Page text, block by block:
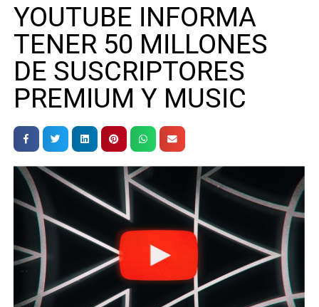
YOUTUBE INFORMA
TENER 50 MILLONES
DE SUSCRIPTORES
PREMIUM Y MUSIC